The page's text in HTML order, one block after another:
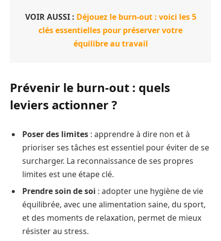
VOIR AUSSI : Déjouez le burn-out : voici les 5
clés essentielles pour préserver votre
équilibre au travail
Prévenir le burn-out : quels
leviers actionner ?
Poser des limites : apprendre à dire non et à
prioriser ses tâches est essentiel pour éviter de se
surcharger. La reconnaissance de ses propres
limites est une étape clé.
Prendre soin de soi : adopter une hygiène de vie
équilibrée, avec une alimentation saine, du sport,
et des moments de relaxation, permet de mieux
résister au stress.